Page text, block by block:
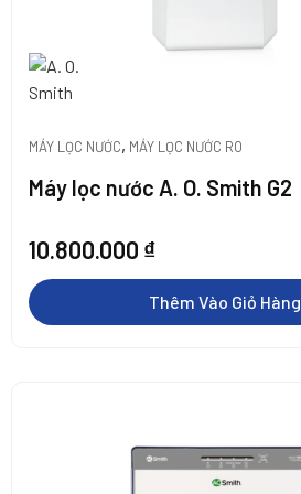
MÁY LỌC NƯỚC, MÁY LỌC NƯỚC RO
Máy lọc nước A. O. Smith G2
10.800.000 ₫
Thêm Vào Giỏ Hàng